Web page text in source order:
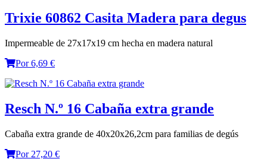
Trixie 60862 Casita Madera para degus
Impermeable de 27x17x19 cm hecha en madera natural
Por 6,69 €
Resch N.º 16 Cabaña extra grande
Cabaña extra grande de 40x20x26,2cm para familias de degús
Por 27,20 €